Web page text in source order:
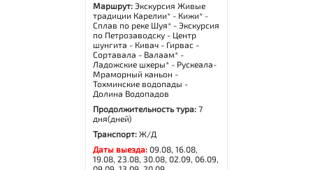
Маршрут:Экскурсия Живые
традиции Карелии* - Кижи* -
Сплав по реке Шуя* - Экскурсия
по Петрозаводску - Центр
шунгита - Кивач - Гирвас -
Сортавала - Валаам* -
Ладожские шхеры* - Рускеала-
Мраморный каньон -
Тохминские водопады -
Долина Водопадов
Продолжительность тура:7
дня(дней)
Транспорт:Ж/Д
Даты выезда:09.08, 16.08,
19.08, 23.08, 30.08, 02.09, 06.09,